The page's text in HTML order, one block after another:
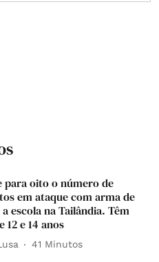
para oito o número de
em ataque com arma de
escola na Tailândia. Têm
12 e 14 anos
41 Minutos